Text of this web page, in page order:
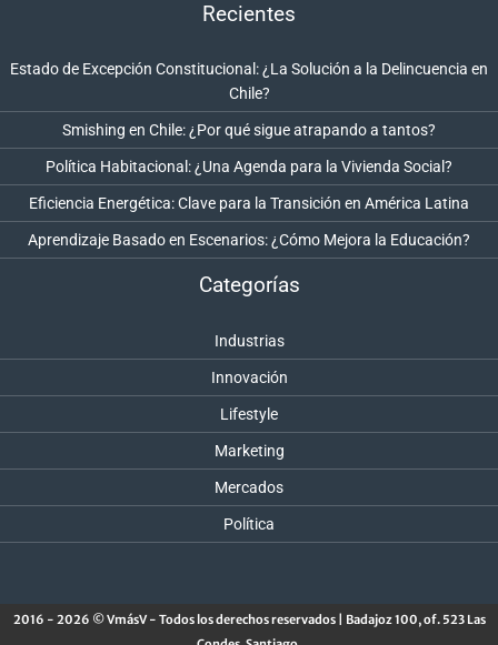
Recientes
Estado de Excepción Constitucional: ¿La Solución a la Delincuencia en
Chile?
Smishing en Chile: ¿Por qué sigue atrapando a tantos?
Política Habitacional: ¿Una Agenda para la Vivienda Social?
Eficiencia Energética: Clave para la Transición en América Latina
Aprendizaje Basado en Escenarios: ¿Cómo Mejora la Educación?
Categorías
Industrias
Innovación
Lifestyle
Marketing
Mercados
Política
2016 - 2026 © VmásV - Todos los derechos reservados | Badajoz 100, of. 523 Las